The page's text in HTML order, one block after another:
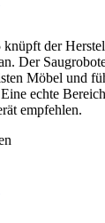
der
Der
Möbel und
echte
empfehlen.